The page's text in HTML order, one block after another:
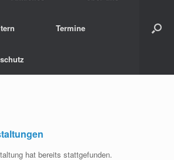
Termine
hat bereits stattgefunden.